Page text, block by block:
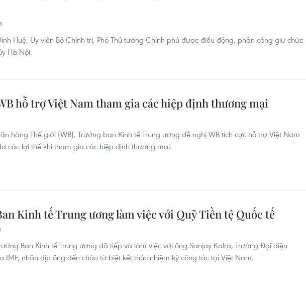
Huệ, Ủy viên Bộ Chính trị, Phó Thủ tướng Chính phủ được điều động, phân công giữ chức
Hà Nội.
hỗ trợ Việt Nam tham gia các hiệp định thương mại
hàng Thế giới (WB), Trưởng ban Kinh tế Trung ương đề nghị WB tích cực hỗ trợ Việt Nam
các lợi thế khi tham gia các hiệp định thương mại.
Kinh tế Trung ương làm việc với Quỹ Tiền tệ Quốc tế
Ban Kinh tế Trung ương đã tiếp và làm việc với ông Sanjay Kalra, Trưởng Đại diện
IMF, nhân dịp ông đến chào từ biệt kết thúc nhiệm kỳ công tác tại Việt Nam.